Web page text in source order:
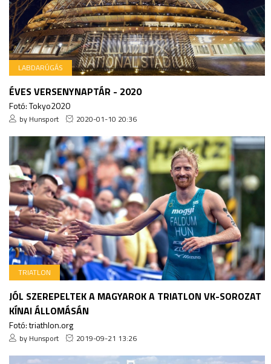
LABDARÚGÁS
ÉVES VERSENYNAPTÁR - 2020
Fotó: Tokyo2020
by Hunsport 2020-01-10 20:36
TRIATLON
JÓL SZEREPELTEK A MAGYAROK A TRIATLON VK-SOROZAT
KÍNAI ÁLLOMÁSÁN
Fotó: triathlon.org
by Hunsport 2019-09-21 13:26